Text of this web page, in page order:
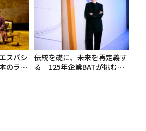
スパシ
のラグ
伝統を礎に、未来を再定義す
る 125年企業BATが挑むス